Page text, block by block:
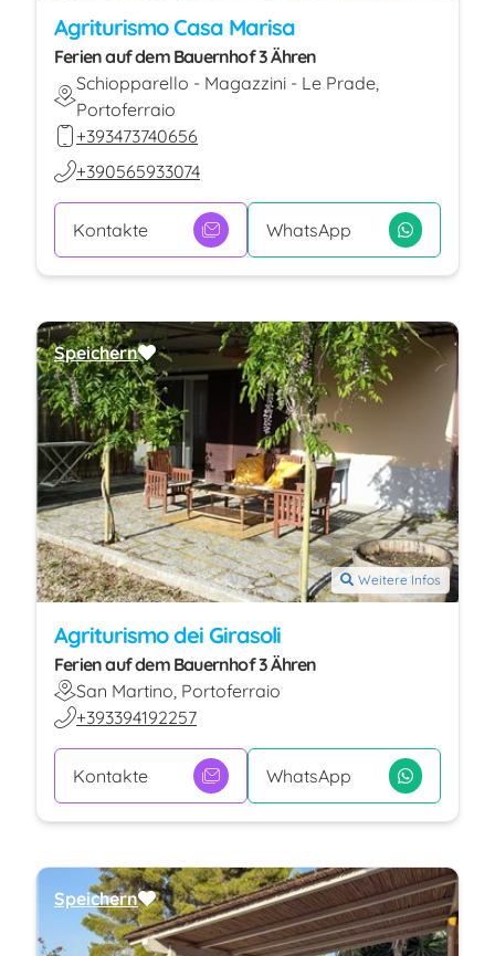
Agriturismo Casa Marisa
Ferien auf dem Bauernhof 3 Ähren
Schiopparello - Magazzini - Le Prade,
Portoferraio
+393473740656
+390565933074
Kontakte WhatsApp
Weitere Infos
Agriturismo dei Girasoli
Ferien auf dem Bauernhof 3 Ähren
San Martino, Portoferraio
+393394192257
Kontakte WhatsApp
Speichern
Speichern